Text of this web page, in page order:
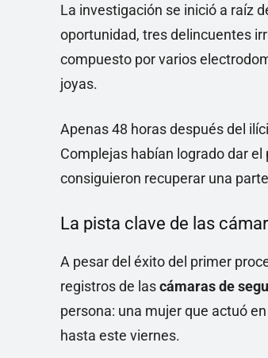
La investigación se inició a raíz
oportunidad, tres delincuentes
compuesto por varios
joyas.
Apenas 48 horas después del
Complejas habían logrado dar
consiguieron recuperar una
La pista clave de las
A pesar del éxito del primer
registros de lascámaras de
persona: una mujer que actuó
hasta este viernes.